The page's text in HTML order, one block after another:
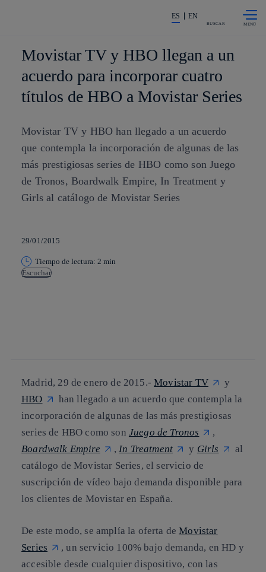
La acción en accionistas e
ES EN
BUSCAR
Movistar TV y HBO llegan a un
acuerdo para incorporar cuatro
títulos de HBO a Movistar Series
Movistar TV y HBO han llegado a un acuerdo
que contempla la incorporación de algunas de las
más prestigiosas series de HBO como son Juego
de Tronos, Boardwalk Empire, In Treatment y
Girls al catálogo de Movistar Series
29/01/2015
Tiempo de lectura: 2 min
Escuchar
Madrid, 29 de enero de 2015.- Movistar TV
y
HBO
han llegado a un acuerdo que contempla la
incorporación de algunas de las más prestigiosas
series de HBO como son Juego de Tronos
,
Boardwalk Empire
,In Treatment y Girls
al
catálogo de Movistar Series, el servicio de
suscripción de vídeo bajo demanda disponible para
los clientes de Movistar en España.
De este modo, se amplía la oferta deMovistar
Series
, un servicio 100% bajo demanda, en HD y
accesible desde cualquier dispositivo, con las